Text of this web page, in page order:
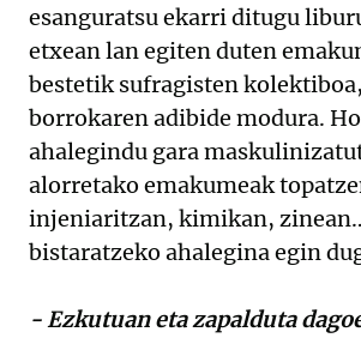
esanguratsu ekarri ditugu
etxean lan egiten duten
bestetik sufragisten
borrokaren adibide modura.
ahalegindu gara
alorretako emakumeak
injeniaritzan, kimikan,
bistaratzeko ahalegina egin
- Ezkutuan eta zapalduta